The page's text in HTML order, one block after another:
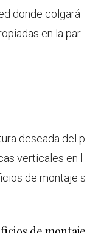
donde colgará
en la par
deseada del p
verticales en l
de montaje s